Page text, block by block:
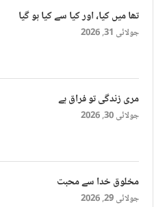
تھا میں کیا، اور کیا سے کیا ہو گیا
جولائی 31, 2026
مری زندگی تو فراق ہے
جولائی 30, 2026
مخلوق خدا سے محبت
جولائی 29, 2026